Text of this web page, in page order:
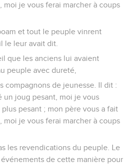
moi je vous ferai marcher à coups
et tout le peuple vinrent
le leur avait dit.
que les anciens lui avaient
peuple avec dureté,
compagnons de jeunesse. Il dit :
un joug pesant, moi je vous
pesant ; mon père vous a fait
moi je vous ferai marcher à coups
les revendications du peuple. Le
de cette manière pour